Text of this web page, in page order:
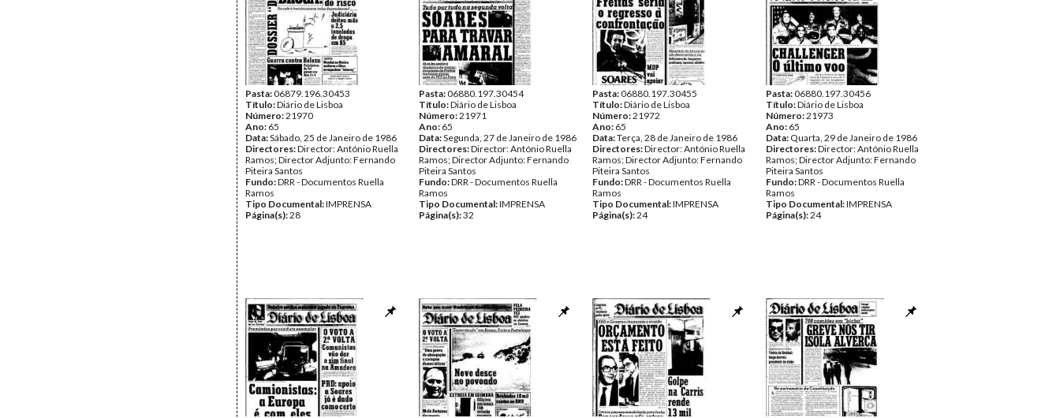
Pasta:06879.196.30453
Título:Diário de Lisboa
Número:21970
Ano: 65
Data:Sábado, 25 de Janeiro de 1986
Directores:Director: António Ruella
Ramos; Director Adjunto: Fernando
Piteira Santos
Fundo:DRR - Documentos Ruella
Ramos
Tipo Documental:IMPRENSA
Página(s):28
Pasta:06880.197.30454
Título:Diário de Lisboa
Número:21971
Ano: 65
Data:Segunda, 27 de Janeiro de 1986
Directores:Director: António Ruella
Ramos; Director Adjunto: Fernando
Piteira Santos
Fundo:DRR - Documentos Ruella
Ramos
Tipo Documental:IMPRENSA
Página(s):32
Pasta:06880.197.30455
Título:Diário de Lisboa
Número:21972
Ano: 65
Data:Terça, 28 de Janeiro de 1986
Directores:Director: António Ruella
Ramos; Director Adjunto: Fernando
Piteira Santos
Fundo:DRR - Documentos Ruella
Ramos
Tipo Documental:IMPRENSA
Página(s):24
Pasta:06880.197.30456
Título:Diário de Lisboa
Número:21973
Ano: 65
Data: Quarta, 29 de Janeiro de 1986
Directores:Director: António Ruella
Ramos; Director Adjunto: Fernando
Piteira Santos
Fundo:DRR - Documentos Ruella
Ramos
Tipo Documental:IMPRENSA
Página(s):24